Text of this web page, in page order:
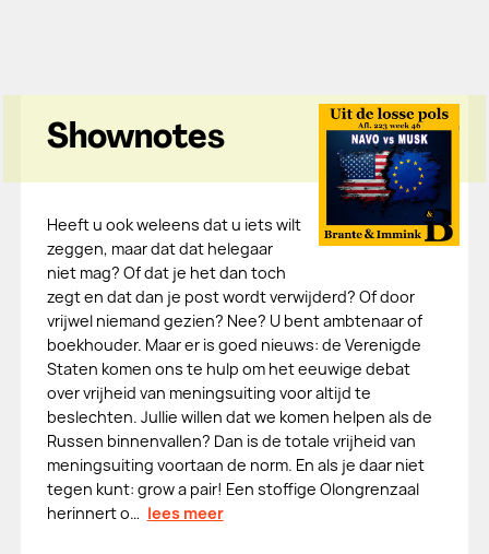
Shownotes
Heeft u ook weleens dat u iets wilt
zeggen, maar dat dat helegaar
niet mag? Of dat je het dan toch
zegt en dat dan je post wordt verwijderd? Of door
vrijwel niemand gezien? Nee? U bent ambtenaar of
boekhouder. Maar er is goed nieuws: de Verenigde
Staten komen ons te hulp om het eeuwige debat
over vrijheid van meningsuiting voor altijd te
beslechten. Jullie willen dat we komen helpen als de
Russen binnenvallen? Dan is de totale vrijheid van
meningsuiting voortaan de norm. En als je daar niet
tegen kunt: grow a pair! Een stoffige Olongrenzaal
herinnert o… lees meer